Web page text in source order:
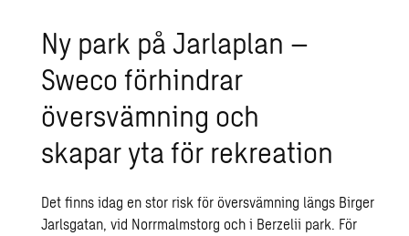
Ny park på Jarlaplan –
Sweco förhindrar
översvämning och
skapar yta för rekreation
Det finns idag en stor risk föröversvämning längs Birger
Jarlsgatan, vid Norrmalmstorg och i Berzelii park. För